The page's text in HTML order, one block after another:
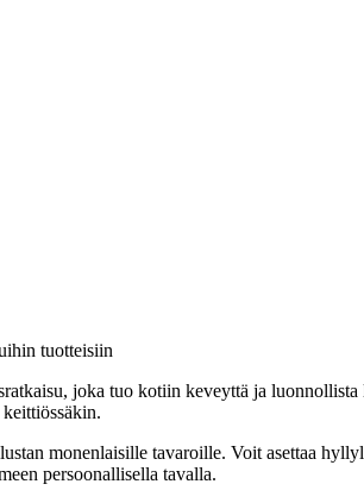
tuotteisiin
joka tuo kotiin keveyttä ja luonnollista
monenlaisille tavaroille. Voit asettaa
persoonallisella tavalla.